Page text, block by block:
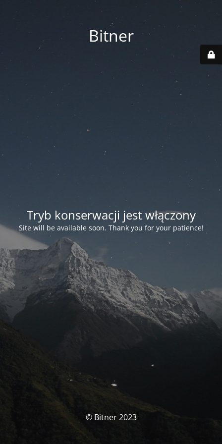
Bitner
Tryb konserwacji jest włączony
Site will be available soon. Thank you for your patience!
© Bitner 2023